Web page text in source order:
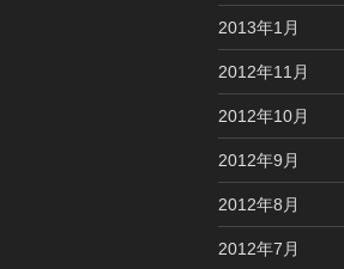
2013年1月
2012年11月
2012年10月
2012年9月
2012年8月
2012年7月